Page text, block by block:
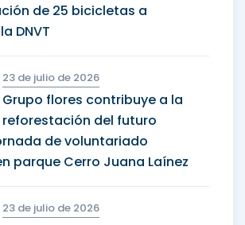
de 25 bicicletas a
DNVT
23 de julio de 2026
Grupo flores contribuye a la
reforestación del futuro
de voluntariado
parque Cerro Juana Laínez
23 de julio de 2026